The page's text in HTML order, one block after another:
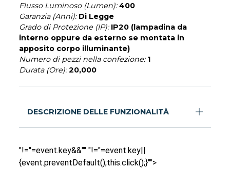
Flusso Luminoso (Lumen): 400
Garanzia (Anni): Di Legge
Grado di Protezione (IP): IP20 (lampadina da
interno oppure da esterno se montata in
apposito corpo illuminante)
Numero di pezzi nella confezione: 1
Durata (Ore): 20,000
DESCRIZIONE DELLE FUNZIONALITÀ
"!="=event.key&&"" "!="=event.key||
{event.preventDefault();this.click();}"">